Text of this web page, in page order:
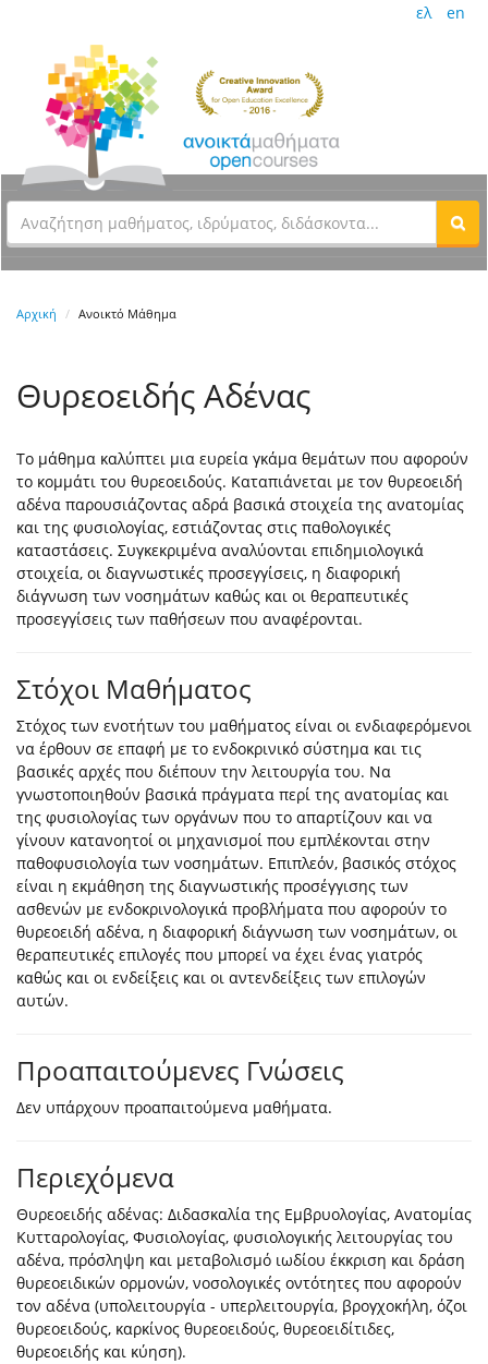
ελ en
Αρχική Ανοικτό Μάθημα
Θυρεοειδής Αδένας
Το μάθημα καλύπτει μια ευρεία γκάμα θεμάτων που αφορούν
το κομμάτι του θυρεοειδούς. Καταπιάνεται με τον θυρεοειδή
αδένα παρουσιάζοντας αδρά βασικά στοιχεία της ανατομίας
και της φυσιολογίας, εστιάζοντας στις παθολογικές
καταστάσεις. Συγκεκριμένα αναλύονται επιδημιολογικά
στοιχεία, οι διαγνωστικές προσεγγίσεις, η διαφορική
διάγνωση των νοσημάτων καθώς και οι θεραπευτικές
προσεγγίσεις των παθήσεων που αναφέρονται.
Στόχοι Μαθήματος
Στόχος των ενοτήτων του μαθήματος είναι οι ενδιαφερόμενοι
να έρθουν σε επαφή με το ενδοκρινικό σύστημα και τις
βασικές αρχές που διέπουν την λειτουργία του. Να
γνωστοποιηθούν βασικά πράγματα περί της ανατομίας και
της φυσιολογίας των οργάνων που το απαρτίζουν και να
γίνουν κατανοητοί οι μηχανισμοί που εμπλέκονται στην
παθοφυσιολογία των νοσημάτων. Επιπλεόν, βασικός στόχος
είναι η εκμάθηση της διαγνωστικής προσέγγισης των
ασθενών με ενδοκρινολογικά προβλήματα που αφορούν το
θυρεοειδή αδένα, η διαφορική διάγνωση των νοσημάτων, οι
θεραπευτικές επιλογές που μπορεί να έχει ένας γιατρός
καθώς και οι ενδείξεις και οι αντενδείξεις των επιλογών
αυτών.
Προαπαιτούμενες Γνώσεις
Δεν υπάρχουν προαπαιτούμενα μαθήματα.
Περιεχόμενα
Θυρεοειδής αδένας: Διδασκαλία της Εμβρυολογίας, Ανατομίας
Κυτταρολογίας, Φυσιολογίας, φυσιολογικής λειτουργίας του
αδένα, πρόσληψη και μεταβολισμό ιωδίου έκκριση και δράση
θυρεοειδικών ορμονών, νοσολογικές οντότητες που αφορούν
τον αδένα (υπολειτουργία - υπερλειτουργία, βρογχοκήλη, όζοι
θυρεοειδούς, καρκίνος θυρεοειδούς, θυρεοειδίτιδες,
θυρεοειδής και κύηση).